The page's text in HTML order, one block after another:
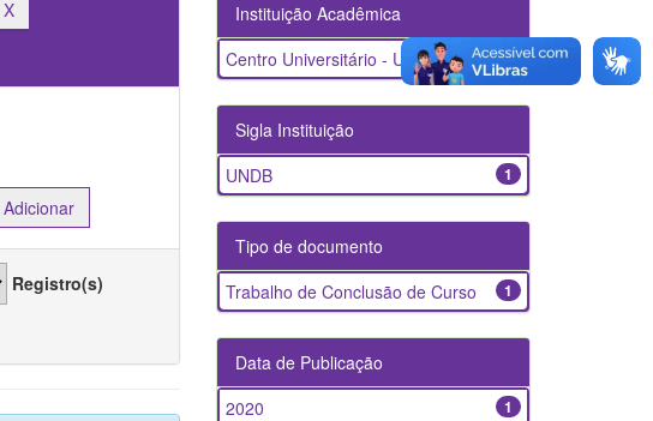
Registro(s)
Instituição Acadêmica
1
Centro Universitário - UNDB
Sigla Instituição
1
UNDB
Tipo de documento
1
Trabalho de Conclusão de Curso
Data de Publicação
1
2020